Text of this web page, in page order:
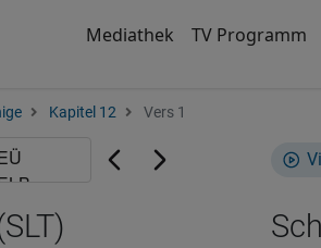
Mediathek TV Programm
Kapitel 12 Vers 1